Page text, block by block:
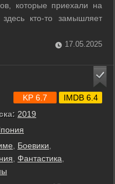
которые приехали на
кто-то замышляет
становится мишенью.
после выполнения
17.05.2025
2019
Боевики
Фантастика
KP 6.7 IMDB 6.4